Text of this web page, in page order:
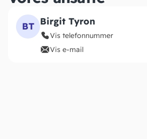
BT Birgit Tyron
Vis telefonnummer
Vis e-mail